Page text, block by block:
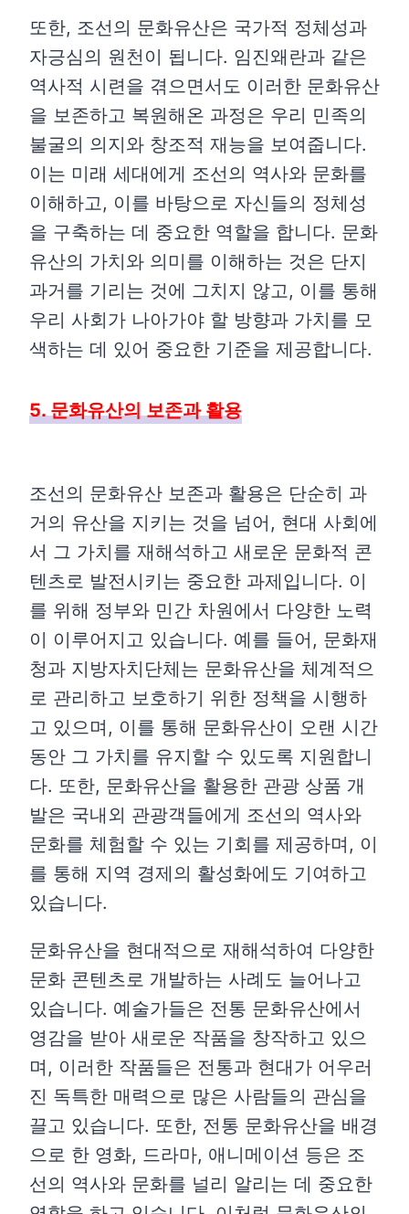
또한, 조선의 문화유산은 국가적 정체성과
자긍심의 원천이 됩니다. 임진왜란과 같은
역사적 시련을 겪으면서도 이러한 문화유산
을 보존하고 복원해온 과정은 우리 민족의
불굴의 의지와 창조적 재능을 보여줍니다.
이는 미래 세대에게 조선의 역사와 문화를
이해하고, 이를 바탕으로 자신들의 정체성
을 구축하는 데 중요한 역할을 합니다. 문화
유산의 가치와 의미를 이해하는 것은 단지
과거를 기리는 것에 그치지 않고, 이를 통해
우리 사회가 나아가야 할 방향과 가치를 모
색하는 데 있어 중요한 기준을 제공합니다.
5. 문화유산의 보존과 활용
조선의 문화유산 보존과 활용은 단순히 과
거의 유산을 지키는 것을 넘어, 현대 사회에
서 그 가치를 재해석하고 새로운 문화적 콘
텐츠로 발전시키는 중요한 과제입니다. 이
를 위해 정부와 민간 차원에서 다양한 노력
이 이루어지고 있습니다. 예를 들어, 문화재
청과 지방자치단체는 문화유산을 체계적으
로 관리하고 보호하기 위한 정책을 시행하
고 있으며, 이를 통해 문화유산이 오랜 시간
동안 그 가치를 유지할 수 있도록 지원합니
다. 또한, 문화유산을 활용한 관광 상품 개
발은 국내외 관광객들에게 조선의 역사와
문화를 체험할 수 있는 기회를 제공하며, 이
를 통해 지역 경제의 활성화에도 기여하고
있습니다.
문화유산을 현대적으로 재해석하여 다양한
문화 콘텐츠로 개발하는 사례도 늘어나고
있습니다. 예술가들은 전통 문화유산에서
영감을 받아 새로운 작품을 창작하고 있으
며, 이러한 작품들은 전통과 현대가 어우러
진 독특한 매력으로 많은 사람들의 관심을
끌고 있습니다. 또한, 전통 문화유산을 배경
으로 한 영화, 드라마, 애니메이션 등은 조
선의 역사와 문화를 널리 알리는 데 중요한